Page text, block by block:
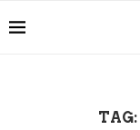
TAG: